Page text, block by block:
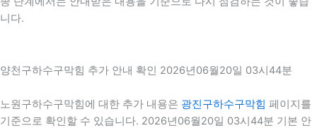
니다.
양천구하수구막힘 추가 안내 확인 2026년06월20일 03시44분
노원구하수구막힘에 대한 추가 내용은 광진구하수구막힘 페이지를
기준으로 확인할 수 있습니다. 2026년06월20일 03시44분 기본 안